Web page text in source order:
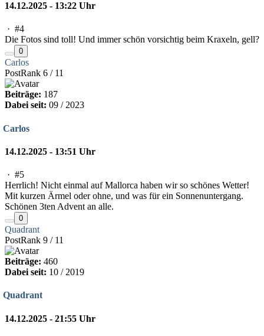
14.12.2025 - 13:22 Uhr
· #4
Die Fotos sind toll! Und immer schön vorsichtig beim Kraxeln, gell?
0
Carlos
PostRank 6 / 11
Beiträge: 187
Dabei seit: 09 / 2023
Carlos
14.12.2025 - 13:51 Uhr
· #5
Herrlich! Nicht einmal auf Mallorca haben wir so schönes Wetter!
Mit kurzen Ärmel oder ohne, und was für ein Sonnenuntergang.
Schönen 3ten Advent an alle.
0
Quadrant
PostRank 9 / 11
Beiträge: 460
Dabei seit: 10 / 2019
Quadrant
14.12.2025 - 21:55 Uhr